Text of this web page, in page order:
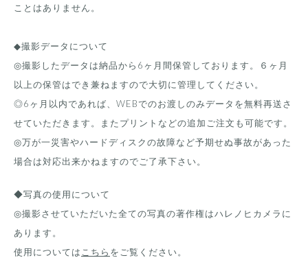
ことはありません。
◆撮影データについて
◎撮影したデータは納品から6ヶ月間保管しております。６ヶ月
以上の保管はでき兼ねますので大切に管理してください。
◎6ヶ月以内であれば、WEBでのお渡しのみデータを無料再送さ
せていただきます。またプリントなどの追加ご注文も可能です。
◎万が一災害やハードディスクの故障など予期せぬ事故があった
場合は対応出来かねますのでご了承下さい。
◆写真の使用について
◎撮影させていただいた全ての写真の著作権はハレノヒカメラに
あります。
使用については こちら をご覧ください。